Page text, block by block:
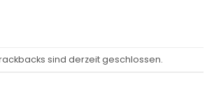
sind derzeit geschlossen.